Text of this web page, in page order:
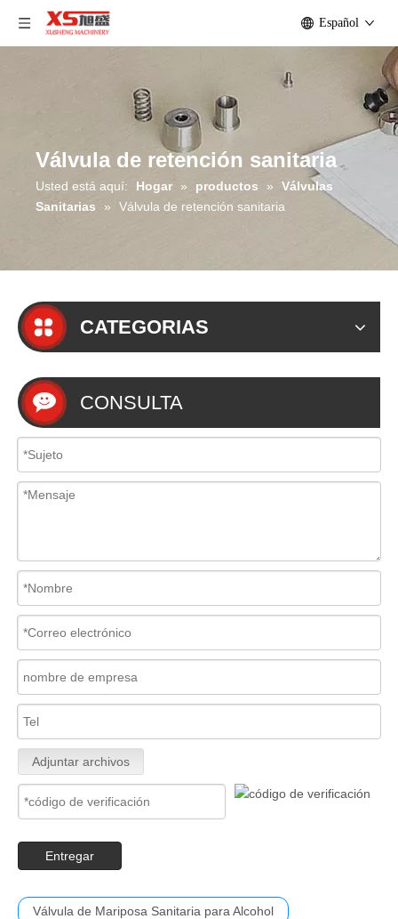
Español
Válvula de retención sanitaria
Usted está aquí: Hogar » productos »
Válvulas
Sanitarias
» Válvula de retención sanitaria
CATEGORIAS
CONSULTA
Adjuntar archivos
Entregar
Válvula de Mariposa Sanitaria para Alcohol